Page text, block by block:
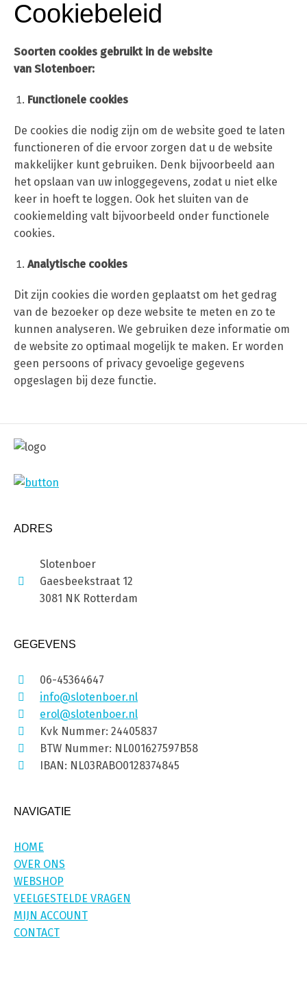
Cookiebeleid
Soorten cookies gebruikt in de website
van Slotenboer:
Functionele cookies
De cookies die nodig zijn om de website goed te laten
functioneren of die ervoor zorgen dat u de website
makkelijker kunt gebruiken. Denk bijvoorbeeld aan
het opslaan van uw inloggegevens, zodat u niet elke
keer in hoeft te loggen. Ook het sluiten van de
cookiemelding valt bijvoorbeeld onder functionele
cookies.
Analytische cookies
Dit zijn cookies die worden geplaatst om het gedrag
van de bezoeker op deze website te meten en zo te
kunnen analyseren. We gebruiken deze informatie om
de website zo optimaal mogelijk te maken. Er worden
geen persoons of privacy gevoelige gegevens
opgeslagen bij deze functie.
ADRES
Slotenboer
Gaesbeekstraat 12
3081 NK Rotterdam
GEGEVENS
06-45364647
info@slotenboer.nl
erol@slotenboer.nl
Kvk Nummer: 24405837
BTW Nummer: NL001627597B58
IBAN: NL03RABO0128374845
NAVIGATIE
HOME
OVER ONS
WEBSHOP
VEELGESTELDE VRAGEN
MIJN ACCOUNT
CONTACT